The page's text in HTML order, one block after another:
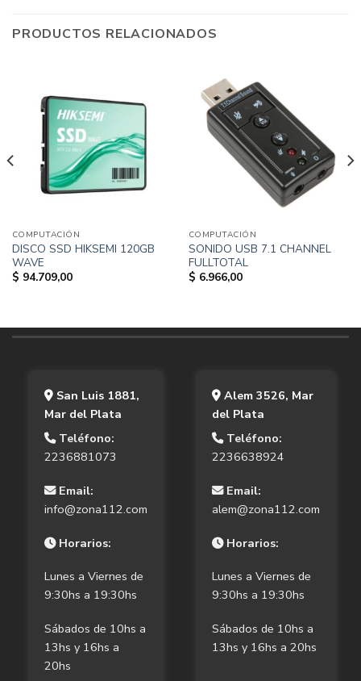
PRODUCTOS RELACIONADOS
COMPUTACIÓN
DISCO SSD HIKSEMI 120GB
WAVE
$ 94.709,00
COMPUTACIÓN
SONIDO USB 7.1 CHANNEL
FULLTOTAL
$ 6.966,00
San Luis 1881,
Mar del Plata
Teléfono:
2236881073
Email:
info@zona112.com
Horarios:
Lunes a Viernes de
9:30hs a 19:30hs
Sábados de 10hs a
13hs y 16hs a
20hs
Alem 3526, Mar
del Plata
Teléfono:
2236638924
Email:
alem@zona112.com
Horarios:
Lunes a Viernes de
9:30hs a 19:30hs
Sábados de 10hs a
13hs y 16hs a 20hs